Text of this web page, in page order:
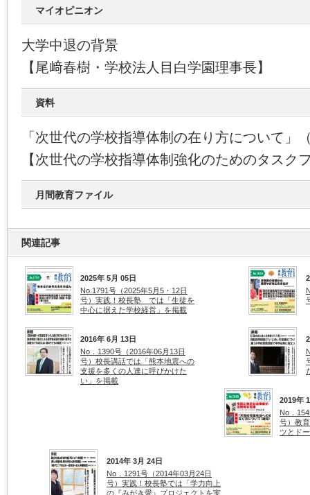
マイオピニオン
大学中退の背景
【尾﨑春樹・学校法人目白学園理事長】
資料
「次世代の学校指導体制の在り方について」
【次世代の学校指導体制強化のためのタスク
月間教育ファイル
関連記事
2025年 5月 05日
No.1791号（2025年5月5・12日
号）実践！校長塾 では「生徒を
中心に据えた学校経営」を掲載
2016年 6月 13日
No．1390号（2016年06月13日
号）校長講話では「熊本地震への
支援を多くの人達に呼びかけた
い」を掲載
2019年
No．
号）教
ツとド
2014年 3月 24日
No．1291号（2014年03月24日
号）実践！校長塾では「学力向上
の『みがき愛』プロジェクトを実